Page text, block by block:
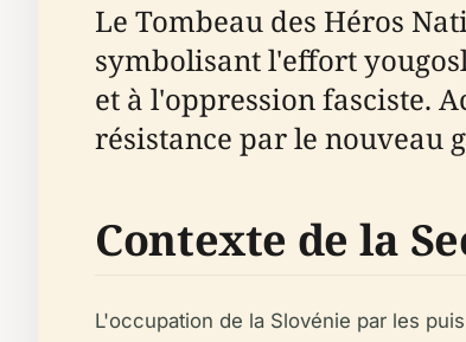
Le Tombeau des Héros
symbolisant l'effort
et à l'oppression fasciste.
résistance par le nouveau
Contexte de la
L'occupation de la Slovénie par les